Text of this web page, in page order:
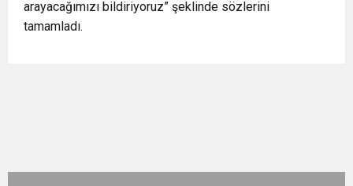
arayacağımızı bildiriyoruz” şeklinde sözlerini
tamamladı.